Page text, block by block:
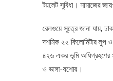
টয়লেট সুবিধা। নামাজের
রেলওয়ে সূত্রে জানা যায়,
দশমিক ২২ কিলোমিটার লুপ
৪২৬ একর ভূমি অধিগ্রহণের
ও ভাঙ্গা-যশোর।